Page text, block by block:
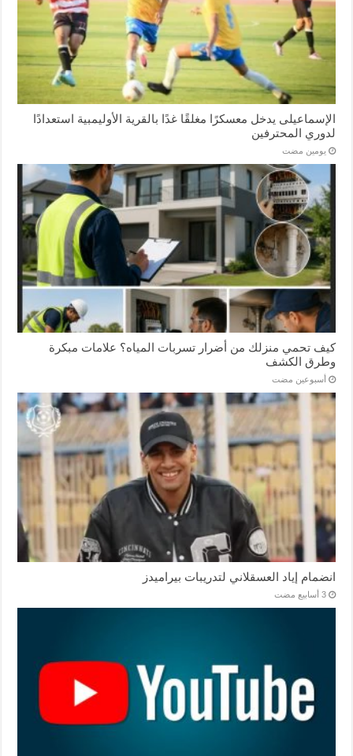
الإسماعیلی یدخل معسكرًا مغلقًا غدًا بالقرية الأوليمبية استعدادًا
لدوري المحترفين
‏يومين مضت
كيف تحمي منزلك من أضرار تسربات المياه؟ علامات مبكرة
وطرق الكشف
‏أسبوعين مضت
انضمام إياد العسقلاني لتدريبات بيراميدز
‏3 أسابيع مضت